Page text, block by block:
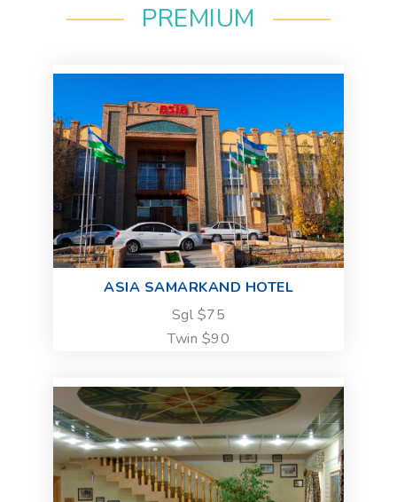
PREMIUM
ASIA SAMARKAND HOTEL
Sgl $75
Twin $90